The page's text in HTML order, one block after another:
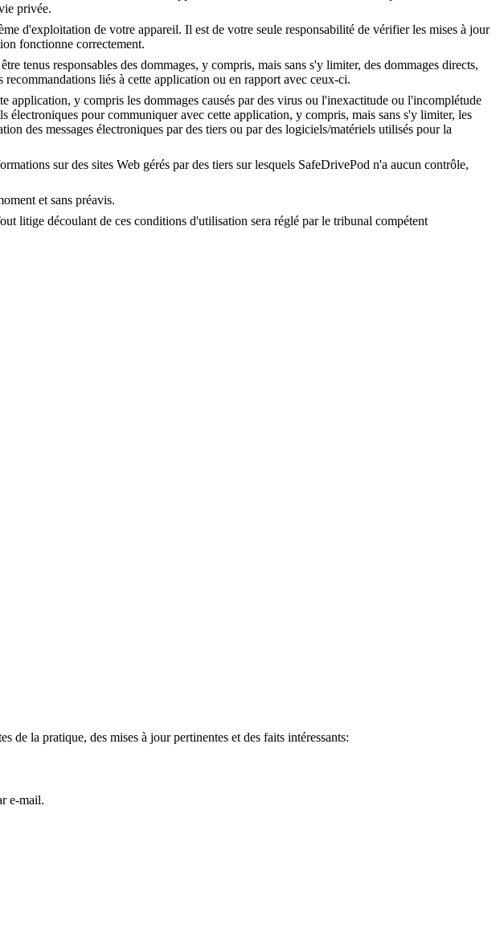
privée.
d'exploitation de votre appareil. Il est de votre seule responsabilité de vérifier les mises à jour
fonctionne correctement.
tenus responsables des dommages, y compris, mais sans s'y limiter, des dommages directs,
liés à cette application ou en rapport avec ceux-ci.
application, y compris les dommages causés par des virus ou l'inexactitude ou l'incomplétude
pour communiquer avec cette application, y compris, mais sans s'y limiter, les
des messages électroniques par des tiers ou par des logiciels/matériels utilisés pour la
sur des sites Web gérés par des tiers sur lesquels SafeDrivePod n'a aucun contrôle,
et sans préavis.
litige découlant de ces conditions d'utilisation sera réglé par le tribunal compétent
de la pratique, des mises à jour pertinentes et des faits intéressants:
e-mail.